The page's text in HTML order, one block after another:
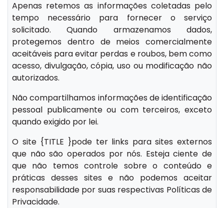
Apenas retemos as informações coletadas pelo
tempo necessário para fornecer o serviço
solicitado. Quando armazenamos dados,
protegemos dentro de meios comercialmente
aceitáveis para evitar perdas e roubos, bem como
acesso, divulgação, cópia, uso ou modificação não
autorizados.
Não compartilhamos informações de identificação
pessoal publicamente ou com terceiros, exceto
quando exigido por lei.
O site {TITLE }pode ter links para sites externos
que não são operados por nós. Esteja ciente de
que não temos controle sobre o conteúdo e
práticas desses sites e não podemos aceitar
responsabilidade por suas respectivas Políticas de
Privacidade.